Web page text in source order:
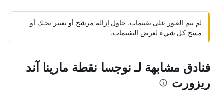
لم يتم العثور على تقييمات. حاول إزالة مرشح أو تغيير بحثك أو
مسح كل شيء لعرض التقييمات.
فنادق مشابهة لـ نوجسا نقطة مارينا آند
ريزورت